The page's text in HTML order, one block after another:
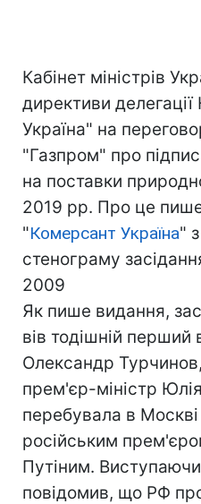
Кабінет міністрів
директиви
Україна" на
"Газпром" про
на поставки
2019 рр. Про це
"Комерсант Україна"
стенограму
2009
Як пише видання,
вів тодішній перший
Олександр
прем'єр-міністр
перебувала в
російським
Путіним.
повідомив, що РФ